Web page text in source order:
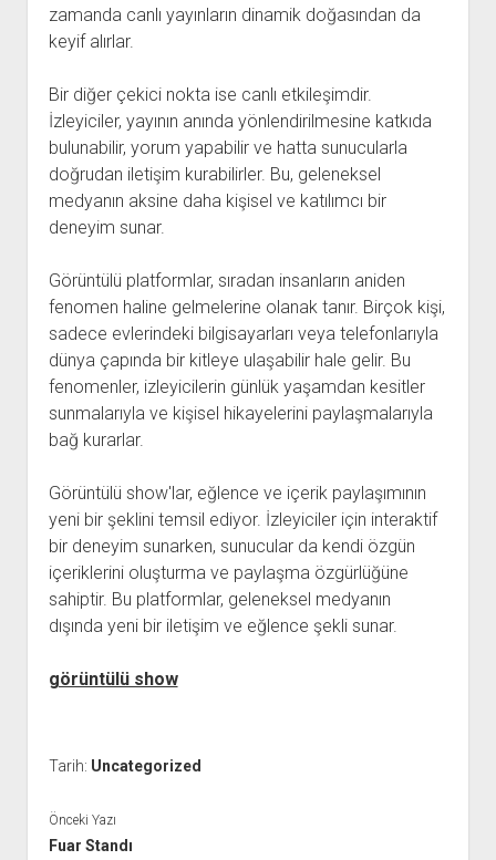
zamanda canlı yayınların dinamik doğasından da
keyif alırlar.
Bir diğer çekici nokta ise canlı etkileşimdir.
İzleyiciler, yayının anında yönlendirilmesine katkıda
bulunabilir, yorum yapabilir ve hatta sunucularla
doğrudan iletişim kurabilirler. Bu, geleneksel
medyanın aksine daha kişisel ve katılımcı bir
deneyim sunar.
Görüntülü platformlar, sıradan insanların aniden
fenomen haline gelmelerine olanak tanır. Birçok kişi,
sadece evlerindeki bilgisayarları veya telefonlarıyla
dünya çapında bir kitleye ulaşabilir hale gelir. Bu
fenomenler, izleyicilerin günlük yaşamdan kesitler
sunmalarıyla ve kişisel hikayelerini paylaşmalarıyla
bağ kurarlar.
Görüntülü show'lar, eğlence ve içerik paylaşımının
yeni bir şeklini temsil ediyor. İzleyiciler için interaktif
bir deneyim sunarken, sunucular da kendi özgün
içeriklerini oluşturma ve paylaşma özgürlüğüne
sahiptir. Bu platformlar, geleneksel medyanın
dışında yeni bir iletişim ve eğlence şekli sunar.
görüntülü show
Tarih: Uncategorized
Önceki Yazı
Fuar Standı